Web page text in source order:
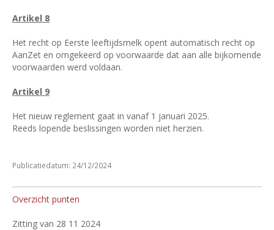
Artikel 8
Het recht op Eerste leeftijdsmelk opent automatisch recht op
AanZet en omgekeerd op voorwaarde dat aan alle bijkomende
voorwaarden werd voldaan.
Artikel 9
Het nieuw reglement gaat in vanaf 1 januari 2025.
Reeds lopende beslissingen worden niet herzien.
Publicatiedatum: 24/12/2024
Overzicht punten
Zitting van 28 11 2024